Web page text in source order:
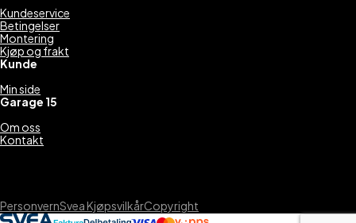
Kundeservice
Betingelser
Montering
Kjøp og frakt
Kunde
Min side
Garage 15
Om oss
Kontakt
PersonvernSvea KjøpsvilkårCopyright